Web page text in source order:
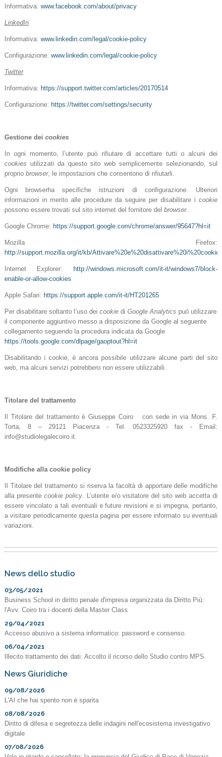
Informativa: www.facebook.com/about/privacy
LinkedIn
Informativa: www.linkedin.com/legal/cookie-policy
Configurazione: www.linkedin.com/legal/cookie-policy
Twitter
Informativa: https://support.twitter.com/articles/20170514
Configurazione: https://twitter.com/settings/security
Gestione dei cookies
In ogni momento, l’utente può rifiutare di accettare tutti o alcuni dei
cookies utilizzati da questo sito web semplicemente selezionando, sul
proprio browser, le impostazioni che consentono di rifiutarli.
Ogni browserha specifiche istruzioni di configurazione. Ulteriori
informazioni in merito alle procedure da seguire per disabilitare icookie
possono essere trovati sul sito internet del fornitore del browser.
Google Chrome: https://support.google.com/chrome/answer/95647?hl=it
Mozilla Firefox:
http://support.mozilla.org/it/kb/Attivare%20e%20disattivare%20i%20cookie
Internet Explorer: http://windows.microsoft.com/it-it/windows7/block-
enable-or-allow-cookies
Apple Safari: https://support.apple.com/it-it/HT201265
Per disabilitare soltanto l’uso dei cookie di Google Analytics può utilizzare
il componente aggiuntivo messo a disposizione da Google al seguente
collegamento seguendo la procedura indicata da Google
https://tools.google.com/dlpage/gaoptout?hl=it
Disabilitando i cookie, è ancora possibile utilizzare alcune parti del sito
web, ma alcuni servizi potrebbero non essere utilizzabili.
Titolare del trattamento
Il Titolare del trattamento è Giuseppe Coiro con sede in via Mons. F.
Torta, 8 – 29121 Piacenza - Tel. 0523325920 fax - Email:
info@studiolegalecoiro.it.
Modifiche alla cookie policy
Il Titolare del trattamento si riserva la facoltà di apportare delle modifiche
alla presente cookie policy. L’utente e/o visitatore del sito web accetta di
essere vincolato a tali eventuali e future revisioni e si impegna, pertanto,
a visitare periodicamente questa pagina per essere informato su eventuali
variazioni.
News dello studio
03/05/2021
Business School in diritto penale d'impresa organizzata da Diritto Più:
l'Avv. Coiro tra i docenti della Master Class
29/04/2021
Accesso abusivo a sistema informatico: password e consenso.
06/04/2021
Illecito trattamento dei dati. Accolto il ricorso dello Studio contro MPS
News Giuridiche
09/08/2026
L'AI che hai spento non è sparita
08/08/2026
Diritto di difesa e segretezza delle indagini nell'ecosistema investigativo
digitale
07/08/2026